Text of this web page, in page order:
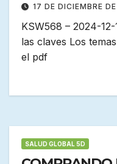
17 DE DICIEMBRE
KSW568 – 2024-
las claves Los
el pdf
SALUD GLOBAL 5D